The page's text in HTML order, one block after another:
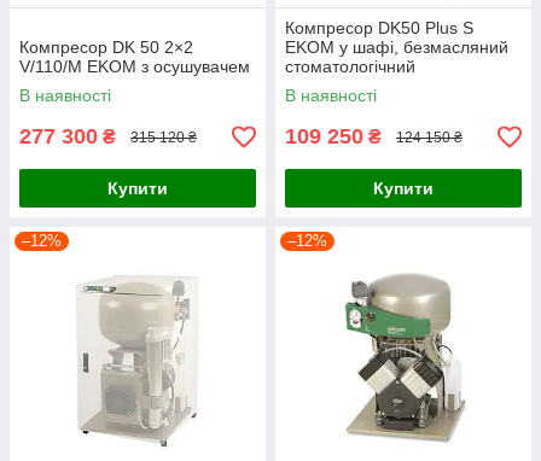
Компресор DK 50 2×2
V/110/M EKOM з осушувачем
В наявності
277 300 ₴ 315 120 ₴
Купити
Компресор DK50 Plus S
EKOM у шафі, безмасляний
стоматологічний
(Словаччина)
В наявності
109 250 ₴ 124 150 ₴
Купити
–12% –12%